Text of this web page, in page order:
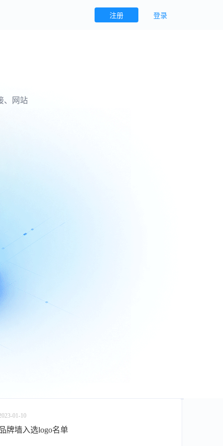
注册 登录
化，全
01-10
牌墙入选logo名单